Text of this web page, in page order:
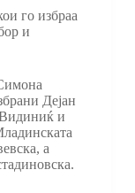
го избраа
и
Деjан
и
а